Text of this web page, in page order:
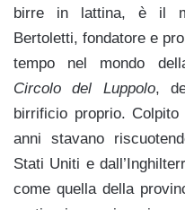
birre in lattina, è il
Bertoletti, fondatore e
tempo nel mondo
Circolo del Luppolo,
birrificio proprio.
anni stavano
Stati Uniti e
come quella della